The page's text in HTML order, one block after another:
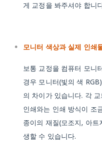
게 교정을 봐주셔야 합니
모니터 색상과 실제 인쇄
보통 교정을 컴퓨터 모니
경우 모니터(빛의 색
의 차이가 있습니다. 각
인쇄와는 인쇄 방식이 조
종이의 재질(모조지, 아
생할 수 있습니다.